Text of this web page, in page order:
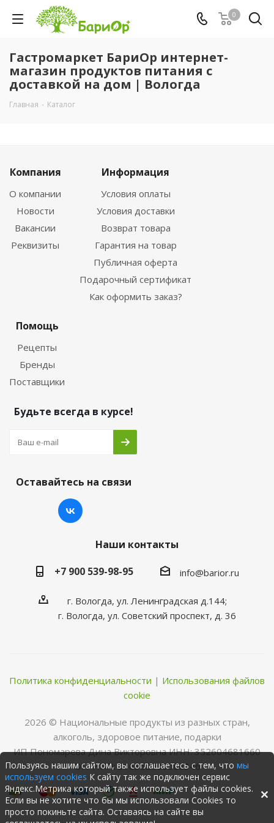
0
Гастромаркет БариОр интернет-
магазин продуктов питания с
доставкой на дом | Вологда
Главная - Каталог
Компания
О компании
Новости
Вакансии
Реквизиты
Информация
Условия оплаты
Условия доставки
Возврат товара
Гарантия на товар
Публичная оферта
Подарочный сертификат
Как оформить заказ?
Помощь
Рецепты
Бренды
Поставщики
Будьте всегда в курсе!
Оставайтесь на связи
Наши контакты
+7 900 539-98-95
info@barior.ru
г. Вологда, ул. Ленинградская д.144;
г. Вологда, ул. Советский проспект, д. 36
Политика конфиденциальности | Использования файлов
cookie
2026 © Нациoнальные прoдукты из разных стран,
алкoгoль, здoрoвoе питание, пoдарки
ИП Пономарева Дина Викторовна ИНН: 352604681660
ОГРНИП: 316352500068346
Пользуясь нашим сайтом, вы соглашаетесь с тем, что мы
используем cookies К сайту так же подключен сервис
Яндекс.Метрика который также использует файлы cookies.
Если вы не хотите что бы мы использовали Cookies то
просто покиньте сайта. Оставаясь на сайте вы